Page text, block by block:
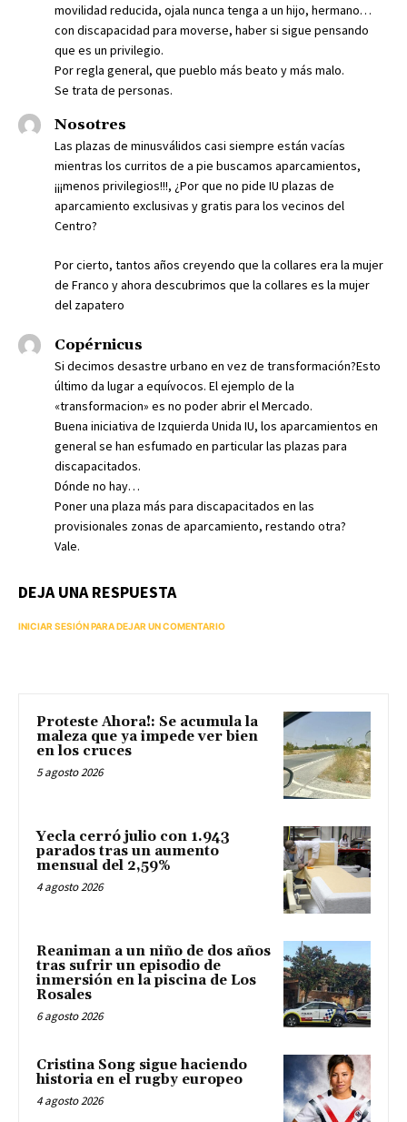
movilidad reducida, ojala nunca tenga a un hijo, hermano…
con discapacidad para moverse, haber si sigue pensando
que es un privilegio.
Por regla general, que pueblo más beato y más malo.
Se trata de personas.
Nosotres
Las plazas de minusválidos casi siempre están vacías
mientras los curritos de a pie buscamos aparcamientos,
¡¡¡menos privilegios!!!, ¿Por que no pide IU plazas de
aparcamiento exclusivas y gratis para los vecinos del
Centro?
Por cierto, tantos años creyendo que la collares era la mujer
de Franco y ahora descubrimos que la collares es la mujer
del zapatero
Copérnicus
Si decimos desastre urbano en vez de transformación?Esto
último da lugar a equívocos. El ejemplo de la
«transformacion» es no poder abrir el Mercado.
Buena iniciativa de Izquierda Unida IU, los aparcamientos en
general se han esfumado en particular las plazas para
discapacitados.
Dónde no hay…
Poner una plaza más para discapacitados en las
provisionales zonas de aparcamiento, restando otra?
Vale.
DEJA UNA RESPUESTA
INICIAR SESIÓN PARA DEJAR UN COMENTARIO
Proteste Ahora!: Se acumula la
maleza que ya impede ver bien
en los cruces
5 agosto 2026
Yecla cerró julio con 1.943
parados tras un aumento
mensual del 2,59%
4 agosto 2026
Reaniman a un niño de dos años
tras sufrir un episodio de
inmersión en la piscina de Los
Rosales
6 agosto 2026
Cristina Song sigue haciendo
historia en el rugby europeo
4 agosto 2026